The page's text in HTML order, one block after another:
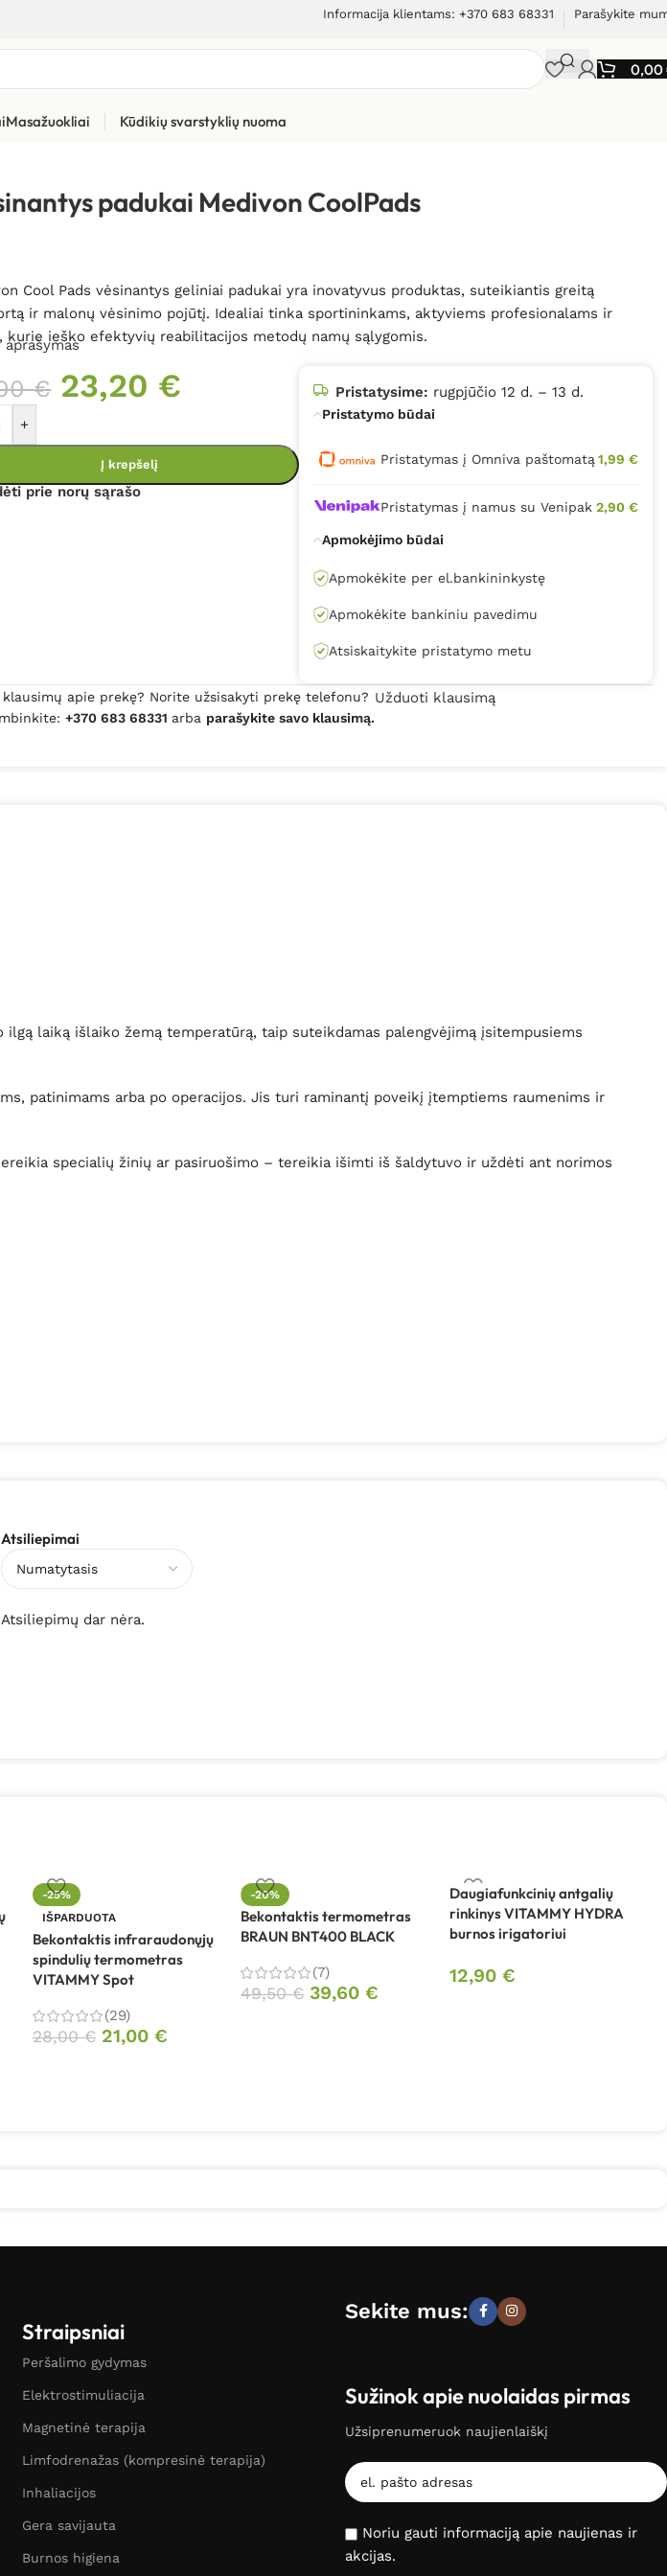
Informacija klientams: +370 683 68331 Parašykite
0,00
Masažuokliai Kūdikių svarstyklių nuoma
padukai Medivon CoolPads
Cool Pads vėsinantys geliniai padukai yra inovatyvus produktas, suteikiantis greitą
ir malonų vėsinimo pojūtį. Idealiai tinka sportininkams, aktyviems profesionalams ir
kurie ieško efektyvių reabilitacijos metodų namų sąlygomis.
aprašymas
€ 23,20 €
+
Į krepšelį
prie norų sąrašo
Pristatysime: rugpjūčio 12 d. – 13 d.
Pristatymo būdai
Pristatymas į Omniva paštomatą 1,99 €
Pristatymas į namus su Venipak 2,90 €
Apmokėjimo būdai
Apmokėkite per el.bankininkystę
Apmokėkite bankiniu pavedimu
Atsiskaitykite pristatymo metu
apie prekę? Norite užsisakyti prekę telefonu?
+370 683 68331 arba parašykite savo klausimą.
Užduoti klausimą
laiką išlaiko žemą temperatūrą, taip suteikdamas palengvėjimą įsitempusiems
patinimams arba po operacijos. Jis turi raminantį poveikį įtemptiems raumenims ir
specialių žinių ar pasiruošimo – tereikia išimti iš šaldytuvo ir uždėti ant norimos
Atsiliepimai
Atsiliepimų dar nėra.
-25%
IŠPARDUOTA
Bekontaktis infraraudonųjų
spindulių termometras
VITAMMY Spot
(29)
28,00€ 21,00 €
-20%
Bekontaktis termometras
BRAUN BNT400 BLACK
(7)
49,50€ 39,60€
Daugiafunkcinių antgalių
rinkinys VITAMMY HYDRA
burnos irigatoriui
12,90 €
Straipsniai
Peršalimo gydymas
Elektrostimuliacija
Magnetinė terapija
Limfodrenažas (kompresinė terapija)
Inhaliacijos
Gera savijauta
Burnos higiena
Sekite mus:
Sužinok apie nuolaidas pirmas
Užsiprenumeruok naujienlaiškį
Noriu gauti informaciją apie naujienas ir
akcijas.